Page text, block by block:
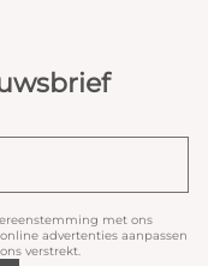
met ons
advertenties aanpassen
verstrekt.